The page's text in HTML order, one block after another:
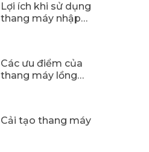
Lợi ích khi sử dụng
thang máy nhập
Các ưu điểm của
thang máy lồng
Cải tạo thang máy